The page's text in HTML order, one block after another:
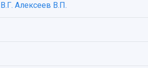
Алексеев В.П.